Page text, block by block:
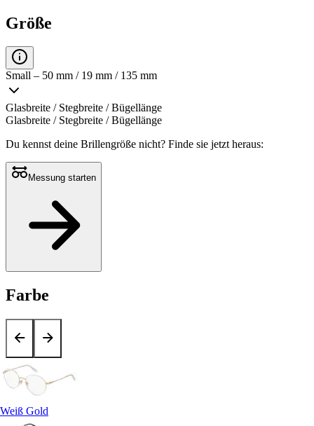
Größe
Small – 50 mm / 19 mm / 135 mm
Glasbreite / Stegbreite / Bügellänge
Glasbreite / Stegbreite / Bügellänge
Du kennst deine Brillengröße nicht? Finde sie jetzt heraus:
Messung starten
Farbe
Weiß Gold